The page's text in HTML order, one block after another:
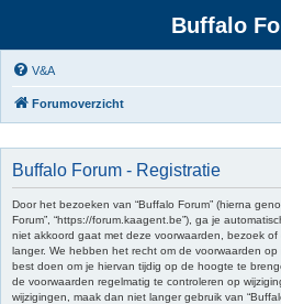
Buffalo
V&A
Forumoverzicht
Buffalo Forum - Registratie
Door het bezoeken van “Buffalo Forum” (hierna
Forum”, “https://forum.kaagent.be”), ga je
niet akkoord gaat met deze voorwaarden, bezoek of
langer. We hebben het recht om de voorwaarden
best doen om je hiervan tijdig op de hoogte te
de voorwaarden regelmatig te controleren op
wijzigingen, maak dan niet langer gebruik van